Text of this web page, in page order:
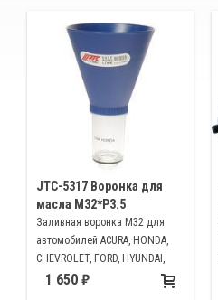
JTC-5317 Воронка для
масла М32*Р3.5
Заливная воронка М32 для
автомобилей ACURA, HONDA,
CHEVROLET, FORD, HYUNDAI,
ISUZU, JEEP, KIA, LAND ROVER,
1 650